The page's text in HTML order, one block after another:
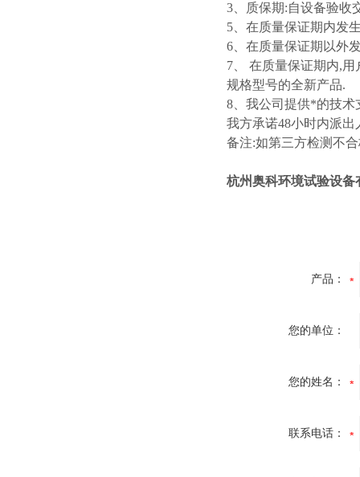
3、质保期:自设备验收
5、在质量保证期内发
6、在质量保证期以外
7、 在质量保证期内,
规格型号的全新产品.
8、我公司提供*的技术
我方承诺48小时内派出
备注:如第三方检测不
杭州奥科环境试验设备
产品：
您的单位：
您的姓名：
联系电话：